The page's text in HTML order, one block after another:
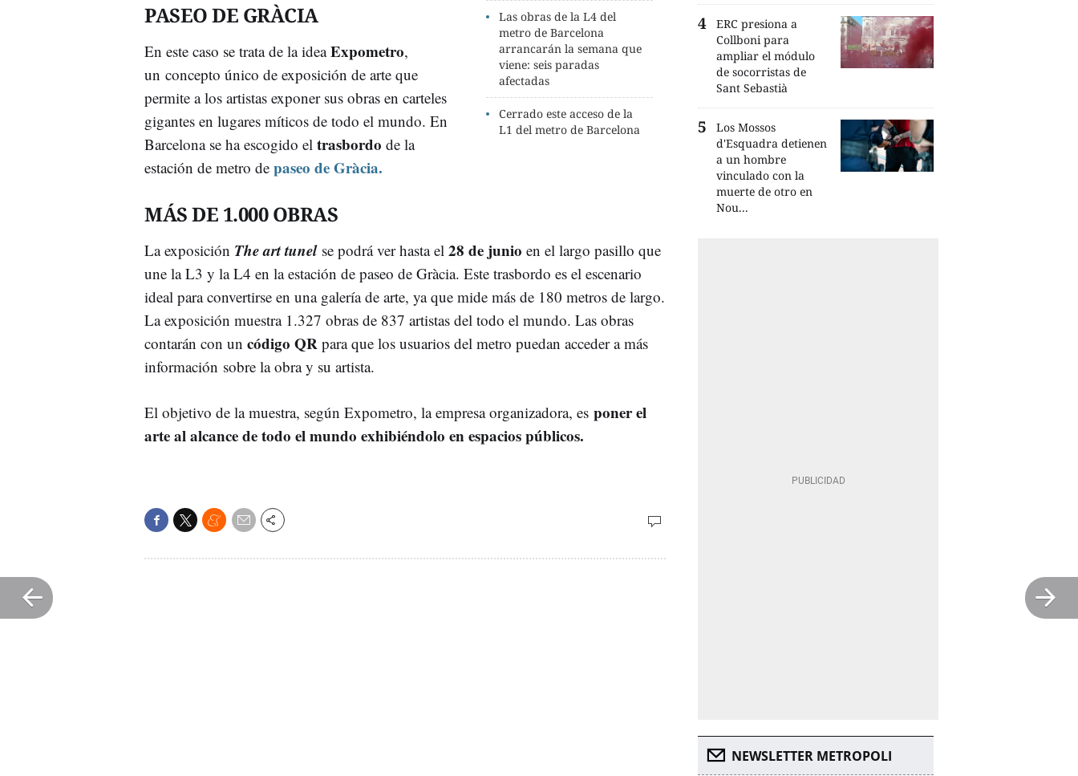
Las obras de la L4 del
metro de Barcelona
arrancarán la semana que
viene: seis paradas
afectadas
Cerrado este acceso de la
L1 del metro de Barcelona
PASEO DE GRÀCIA
En este caso se trata de la ideaExpometro,
un concepto único de exposición de arte que
permite a los artistas exponer sus obras en carteles
gigantes en lugares míticos de todo el mundo. En
Barcelona se ha escogido el trasbordo de la
estación de metro de paseo de Gràcia.
MÁS DE 1.000 OBRAS
La exposición The art tunel se podrá ver hasta el 28 de junio en el largo pasillo que
une la L3 y la L4 en la estación de paseo de Gràcia. Este trasbordo es el escenario
ideal para convertirse en una galería de arte, ya que mide más de 180 metros de largo.
La exposición muestra 1.327 obras de 837 artistas del todo el mundo. Las obras
contarán con un código QR para que los usuarios del metro puedan acceder a más
información sobre la obra y su artista.
El objetivo de la muestra, según Expometro, la empresa organizadora, es poner el
arte al alcance de todo el mundo exhibiéndolo en espacios públicos.
ERC presiona a
Collboni para
ampliar el módulo
de socorristas de
Sant Sebastià
Los Mossos
d'Esquadra detienen
a un hombre
vinculado con la
muerte de otro en
Nou...
NEWSLETTER METROPOLI